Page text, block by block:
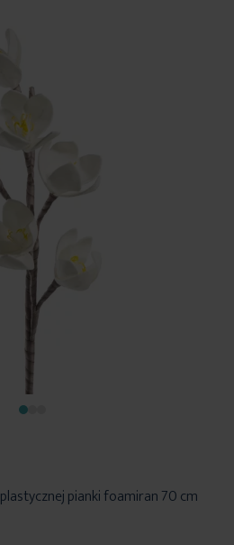
pianki foamiran 70 cm